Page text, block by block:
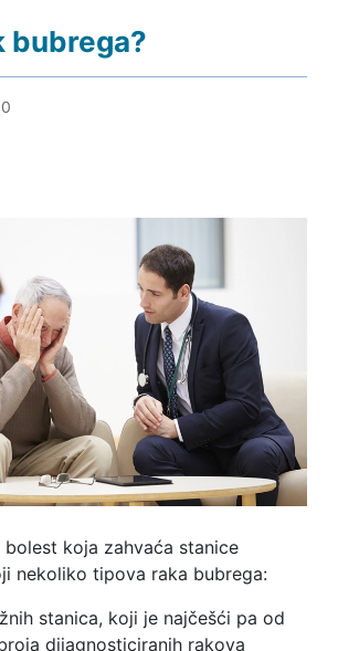
bubrega?
bolest koja zahvaća stanice
nekoliko tipova raka bubrega:
stanica, koji je najčešći pa od
dijagnosticiranih rakova